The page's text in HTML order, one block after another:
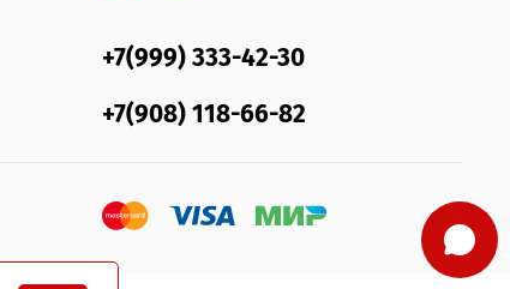
+7(999) 333-42-30
+7(908) 118-66-82